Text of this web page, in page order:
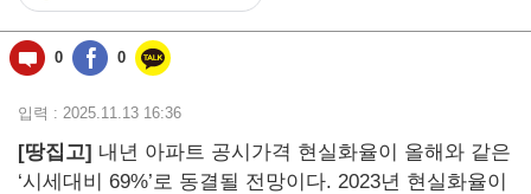
동)
0 0
입력 : 2025.11.13 16:36
[땅집고] 내년 아파트 공시가격 현실화율이 올해와 같은
‘시세대비 69%’로 동결될 전망이다. 2023년 현실화율이